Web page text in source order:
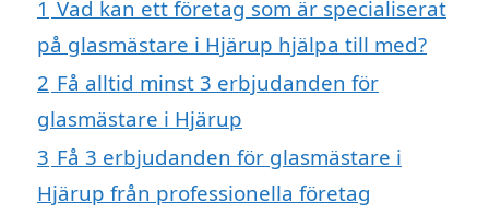
1 Vad kan ett företag som är specialiserat
på glasmästare i Hjärup hjälpa till med?
2 Få alltid minst 3 erbjudanden för
glasmästare i Hjärup
3 Få 3 erbjudanden för glasmästare i
Hjärup från professionella företag